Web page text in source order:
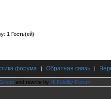
1 Гость(ей)
форума | Обратная связь |
and rewrite by Hi Fidelity Forum